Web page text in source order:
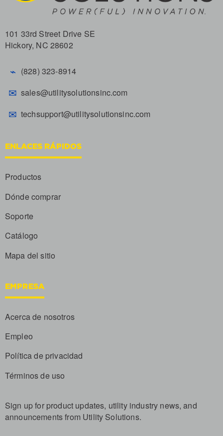
101 33rd Street Drive SE
Hickory, NC 28602
⌁ (828) 323-8914
✉ sales@utilitysolutionsinc.com
✉ techsupport@utilitysolutionsinc.com
ENLACES RÁPIDOS
Productos
Dónde comprar
Soporte
Catálogo
Mapa del sitio
EMPRESA
Acerca de nosotros
Empleo
Política de privacidad
Términos de uso
Sign up for product updates, utility industry news, and
announcements from Utility Solutions.